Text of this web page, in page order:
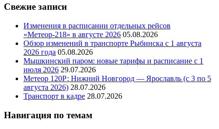
Свежие записи
Изменения в расписании отдельных рейсов
«Метеор-218» в августе 2026 05.08.2026
Обзор изменений в транспорте Рыбинска с 1 августа
2026 года 05.08.2026
Мышкинский паром: новые тарифы и расписание с 1
июля 2026 29.07.2026
Метеор 120Р: Нижний Новгород — Ярославль (с 3 по 5
августа 2026) 28.07.2026
Транспорт в кадре 28.07.2026
Навигация по темам